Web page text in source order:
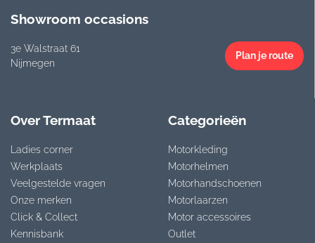
Showroom occasions
3e Walstraat 61
Nijmegen
Plan je route
Over Termaat
Ladies corner
Werkplaats
Veelgestelde vragen
Onze merken
Click & Collect
Kennisbank
Categorieën
Motorkleding
Motorhelmen
Motorhandschoenen
Motorlaarzen
Motor accessoires
Outlet